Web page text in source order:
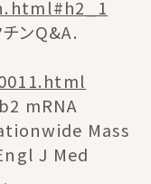
ンQ&A.
mRNA
Mass
J Med